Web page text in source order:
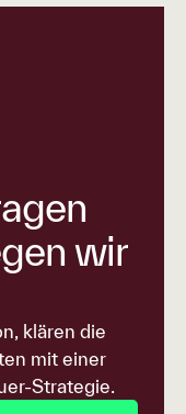
wir
klären die
mit einer
Strategie.